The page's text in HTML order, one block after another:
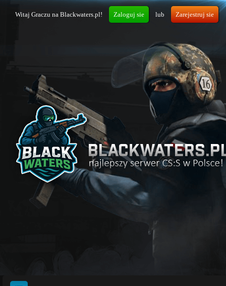
Witaj Graczu na Blackwaters.pl! Zaloguj sie lub Zarejestruj sie